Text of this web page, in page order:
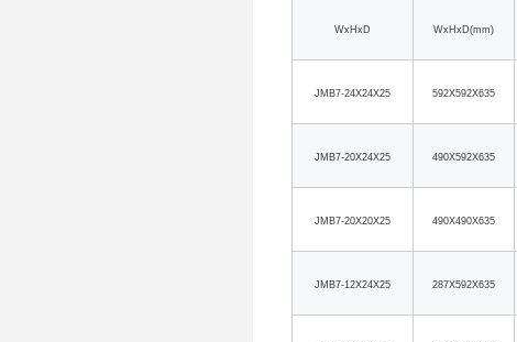
WxHxD WxHxD(mm)
JMB7-24X24X25 592X592X635
JMB7-20X24X25 490X592X635
JMB7-20X20X25 490X490X635
JMB7-12X24X25 287X592X635